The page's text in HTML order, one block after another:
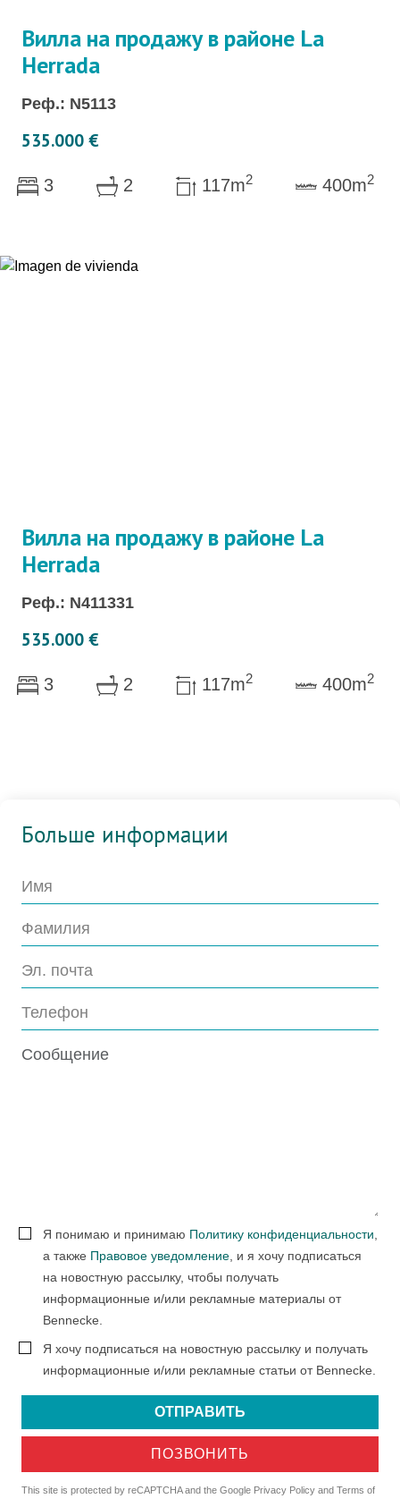
Вилла на продажу в районе La
Herrada
Реф.: N5113
535.000 €
3 2 117m2 400m2
Вилла на продажу в районе La
Herrada
Реф.: N411331
535.000 €
3 2 117m2 400m2
Больше информации
Я понимаю и принимаю Политику конфиденциальности
а также Правовое уведомление , и я хочу подписаться
на новостную рассылку, чтобы получать
информационные и/или рекламные материалы от
Bennecke.
Я хочу подписаться на новостную рассылку и получать
информационные и/или рекламные статьи от Bennecke.
ОТПРАВИТЬ
ПОЗВОНИТЬ
This site is protected by reCAPTCHA and the Google Privacy Policy and Terms of